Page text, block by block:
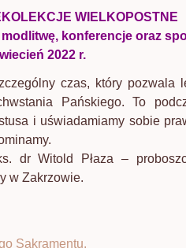
WIELKOPOSTNE
konferencje oraz
2022 r.
czas, który pozwala
Pańskiego. To
i uświadamiamy sobie
dr Witold Płaza –
w Zakrzowie.
Sakramentu.